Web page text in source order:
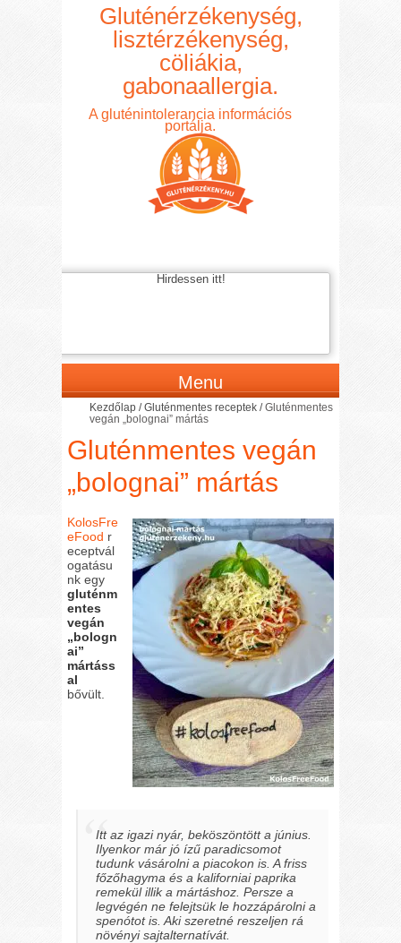
Gluténérzékenység,
lisztérzékenység,
cöliákia,
gabonaallergia.
A gluténintolerancia információs
portálja.
Hirdessen itt!
Menu
Kezdőlap /Gluténmentes receptek /Gluténmentes
vegán „bolognai” mártás
Gluténmentes vegán
„bolognai” mártás
KolosFre
eFood r
eceptvál
ogatásu
nk egy
gluténm
entes
vegán
„bologn
ai”
mártáss
al
bővült.
Itt az igazi nyár, beköszöntött a június.
Ilyenkor már jó ízű paradicsomot
tudunk vásárolni a piacokon is. A friss
főzőhagyma és a kaliforniai paprika
remekül illik a mártáshoz. Persze a
legvégén ne felejtsük le hozzápárolni a
spenótot is. Aki szeretné reszeljen rá
növényi sajtalternatívát.